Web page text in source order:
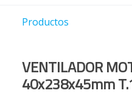
Productos
VENTILADOR
40x238x45mm